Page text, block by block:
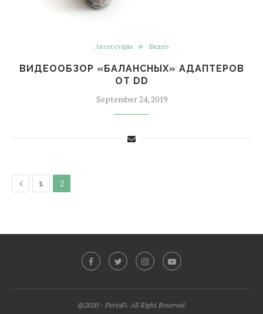
Аксессуары Видео
ВИДЕООБЗОР «БАЛАНСНЫХ» АДАПТЕРОВ
ОТ DD
September 24, 2019
1 2
@2020 - PortaFi. All Right Reserved.